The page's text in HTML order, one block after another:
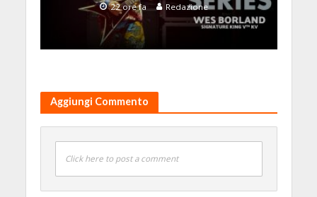
22 ore fa Redazione
Aggiungi Commento
Click here to post a comment